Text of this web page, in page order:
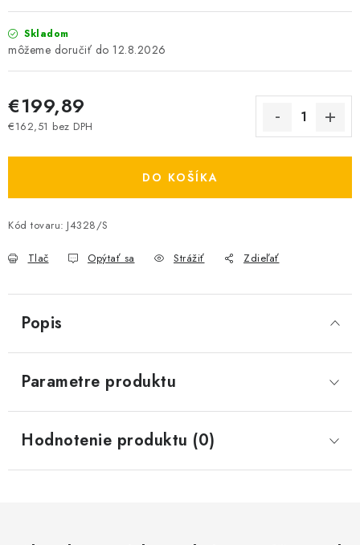
O nás - MEGALED & JANTON Zákamenné
Zľavy pre profíkov
Skladom
12.8.2026
€199,89
€162,51 bez DPH
DO KOŠÍKA
Kód tovaru: J4328/S
Tlač Opýtať sa Strážiť Zdieľať
Popis
Parametre produktu
Hodnotenie produktu (0)